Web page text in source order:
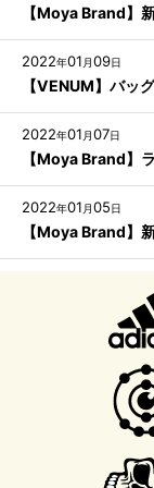
【Moya Brand】
2022年01 月09日
【VENUM】バッ
2022年01 月07日
【Moya Brand】
2022年01 月05日
【Moya Brand】